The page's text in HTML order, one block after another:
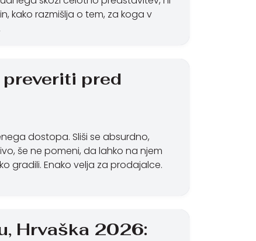
kako razmišlja o tem, za koga v
pred
dostopa. Sliši se absurdno,
še ne pomeni, da lahko na njem
gradili. Enako velja za prodajalce.
Hrvaška 2026: